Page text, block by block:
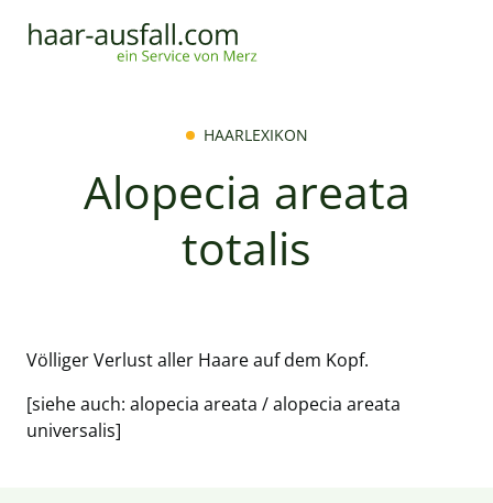
HAARLEXIKON
Alopecia areata
totalis
Völliger Verlust aller Haare auf dem Kopf.
[siehe auch: alopecia areata /alopecia areata
universalis]